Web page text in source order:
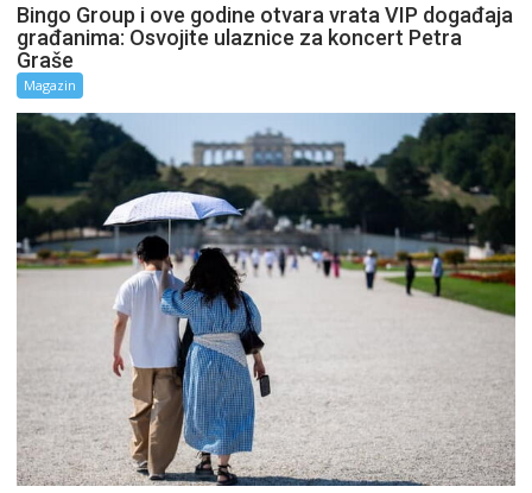
Bingo Group i ove godine otvara vrata VIP događaja
građanima: Osvojite ulaznice za koncert Petra
Graše
Magazin